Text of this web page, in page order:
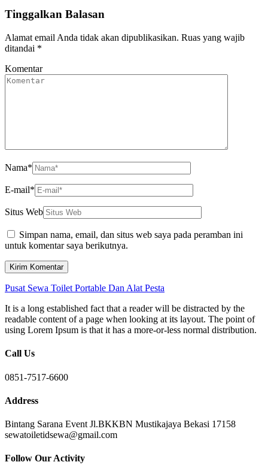
Tinggalkan Balasan
Alamat email Anda tidak akan dipublikasikan. Ruas yang wajib
ditandai *
Komentar
Nama*
E-mail*
Situs Web
Simpan nama, email, dan situs web saya pada peramban ini
untuk komentar saya berikutnya.
Pusat Sewa Toilet Portable Dan Alat Pesta
It is a long established fact that a reader will be distracted by the
readable content of a page when looking at its layout. The point of
using Lorem Ipsum is that it has a more-or-less normal distribution.
Call Us
0851-7517-6600
Address
Bintang Sarana Event Jl.BKKBN Mustikajaya Bekasi 17158
sewatoiletidsewa@gmail.com
Follow Our Activity